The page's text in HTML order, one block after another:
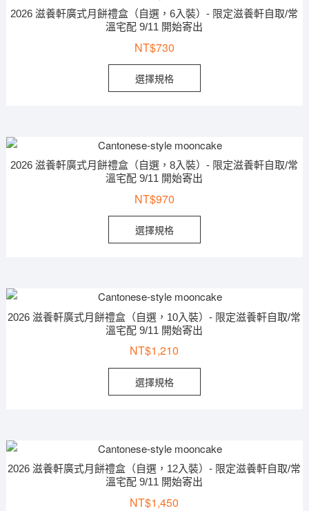
2026 滋養軒廣式月餅禮盒（自選，6入裝）- 限定滋養軒自取/常
溫宅配 9/11 開始寄出
NT$730
選擇規格
2026 滋養軒廣式月餅禮盒（自選，8入裝）- 限定滋養軒自取/常
溫宅配 9/11 開始寄出
NT$970
選擇規格
2026 滋養軒廣式月餅禮盒（自選，10入裝）- 限定滋養軒自取/常
溫宅配 9/11 開始寄出
NT$1,210
選擇規格
2026 滋養軒廣式月餅禮盒（自選，12入裝）- 限定滋養軒自取/常
溫宅配 9/11 開始寄出
NT$1,450